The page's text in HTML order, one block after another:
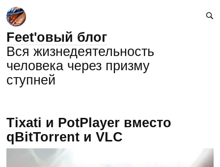
Feet'овый блог
Вся жизнедеятельность
человека через призму
ступней
Tixati и PotPlayer вместо
qBitTorrent и VLC